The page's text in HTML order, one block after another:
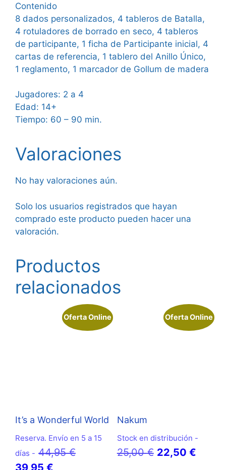
Contenido
8 dados personalizados, 4 tableros de Batalla,
4 rotuladores de borrado en seco, 4 tableros
de participante, 1 ficha de Participante inicial, 4
cartas de referencia, 1 tablero del Anillo Único,
1 reglamento, 1 marcador de Gollum de madera
Jugadores: 2 a 4
Edad: 14+
Tiempo: 60 – 90 min.
Valoraciones
No hay valoraciones aún.
Solo los usuarios registrados que hayan
comprado este producto pueden hacer una
valoración.
Productos
relacionados
Oferta Online
It’s a Wonderful World
Reserva. Envío en 5 a 15
días - 44,95€El
39,95 €
Oferta Online
Nakum
Stock en distribución -
25,00€ El
22,50 €El